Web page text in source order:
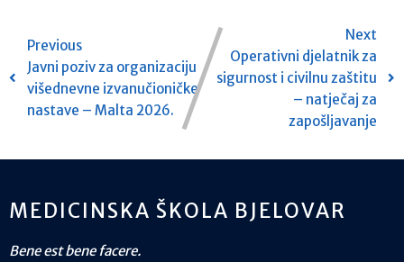
Previous
Javni poziv za organizaciju
višednevne izvanučioničke
nastave – Malta 2026.
Next
Operativni djelatnik za
sigurnost i civilnu zaštitu
– natječaj za
zapošljavanje
MEDICINSKA ŠKOLA BJELOVAR
Bene est bene facere.